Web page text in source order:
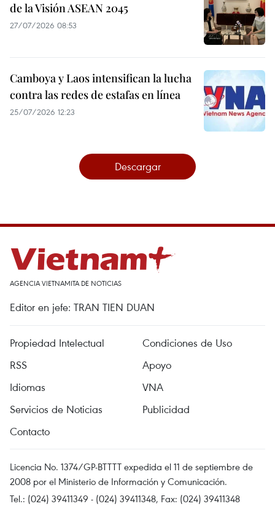
de la Visión ASEAN 2045
27/07/2026 08:53
Camboya y Laos intensifican la lucha
contra las redes de estafas en línea
25/07/2026 12:23
Descargar
AGENCIA VIETNAMITA DE NOTICIAS
Editor en jefe: TRAN TIEN DUAN
Propiedad Intelectual
Condiciones de Uso
RSS
Apoyo
Idiomas
VNA
Servicios de Noticias
Publicidad
Contacto
Licencia No. 1374/GP-BTTTT expedida el 11 de septiembre de
2008 por el Ministerio de Información y Comunicación.
Tel.: (024) 39411349 - (024) 39411348, Fax: (024) 39411348